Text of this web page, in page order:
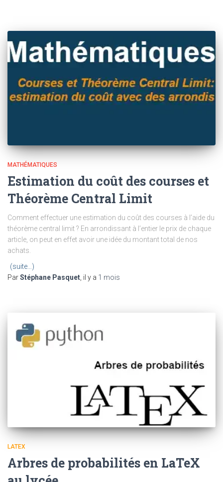
MATHÉMATIQUES
Estimation du coût des courses et
Théorème Central Limit
Comment effectuer une estimation du coût des courses à l’aide du
théorème central limit ? En arrondissant à l’entier le prix de chaque
article, on peut en effet avoir une idée du montant total de nos
achats.
(suite…)
ParStéphane Pasquet , il y a 1 mois
LATEX
Arbres de probabilités en LaTeX